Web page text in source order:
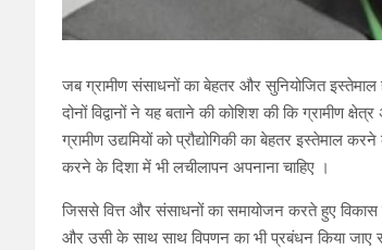
जब ग्रामीण संसाधनों का बेहतर और सुनियोजित
दोनों विद्वानों ने यह बताने की कोशिश की कि ग्रामीण
ग्रामीण उद्यमियों को प्रौद्योगिकी का बेहतर इस्तेमाल
करने के दिशा में भी लचीलापन अपनाना चाहिए ।
जिससे वित्त और संसाधनों का समायोजन करते हुए विकास
और उसी के साथ साथ विपणन का भी प्रबंधन किया जाए